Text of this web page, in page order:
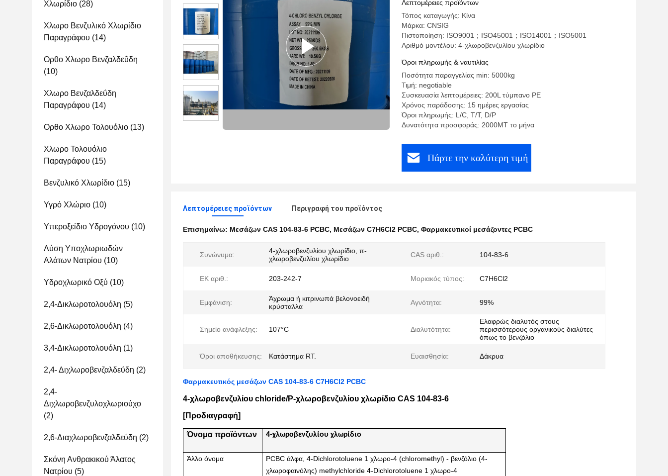
Χλωρίδιο (28)
Χλωρο Βενζυλικό Χλωρίδιο
Παραγράφου (14)
Ορθο Χλωρο Βενζαλδεΰδη
(10)
Χλωρο Βενζαλδεΰδη
Παραγράφου (14)
Ορθο Χλωρο Τολουόλιο (13)
Χλωρο Τολουόλιο
Παραγράφου (15)
Βενζυλικό Χλωρίδιο (15)
Υγρό Χλώριο (10)
Υπεροξείδιο Υδρογόνου (10)
Λύση Υποχλωριωδών
Αλάτων Νατρίου (10)
Υδροχλωρικό Οξύ (10)
2,4-Δικλωροτολουόλη (5)
2,6-Δικλωροτολουόλη (4)
3,4-Δικλωροτολουόλη (1)
2,4- Διχλωροβενζαλδεΰδη (2)
2,4-
Διχλωροβενζυλοχλωριούχο
(2)
2,6-Διαχλωροβενζαλδεΰδη (2)
Σκόνη Ανθρακικού Άλατος
Νατρίου (5)
Λεπτομέρειες προϊόντων
Τόπος καταγωγής: Κίνα
Μάρκα: CNSIG
Πιστοποίηση: ISO9001；ISO45001；ISO14001；ISO5001
Αριθμό μοντέλου: 4-χλωροβενζυλίου χλωρίδιο
Όροι πληρωμής & ναυτιλίας
Ποσότητα παραγγελίας min: 5000kg
Τιμή: negotiable
Συσκευασία λεπτομέρειες: 200L τύμπανο PE
Χρόνος παράδοσης: 15 ημέρες εργασίας
Όροι πληρωμής: L/C, T/T, D/P
Δυνατότητα προσφοράς: 2000MT το μήνα
Πάρτε την καλύτερη τιμή
Λεπτομέρειες προϊόντων Περιγραφή του προϊόντος
Επισημαίνω: Μεσάζων CAS 104-83-6 PCBC, Μεσάζων C7H6Cl2 PCBC, Φαρμακευτικοί μεσάζοντες PCBC
Συνώνυμα:
4-χλωροβενζυλίου χλωρίδιο, π-
χλωροβενζυλίου χλωρίδιο
CAS αριθ.: 104-83-6
ΕΚ αριθ.: 203-242-7 Μοριακός τύπος: C7H6Cl2
Εμφάνιση:
Άχρωμα ή κιτρινωπά βελονοειδή
κρύσταλλα
Αγνότητα: 99%
Σημείο ανάφλεξης: 107°C Διαλυτότητα:
Ελαφρώς διαλυτός στους
περισσότερους οργανικούς διαλύτες
όπως το βενζόλιο
Όροι αποθήκευσης: Κατάστημα RT. Ευαισθησία: Δάκρυα
Φαρμακευτικός μεσάζων CAS 104-83-6 C7H6Cl2 PCBC
4-χλωροβενζυλίου chloride/P-χλωροβενζυλίου χλωρίδιο CAS 104-83-6
[Προδιαγραφή]
Όνομα προϊόντων 4-χλωροβενζυλίου χλωρίδιο
Άλλο όνομα
PCBC άλφα, 4-Dichlorotoluene 1 χλωρο-4 (chloromethyl) - βενζόλιο (4-
χλωροφαινόλης) methylchloride 4-Dichlorotoluene 1 χλωρο-4